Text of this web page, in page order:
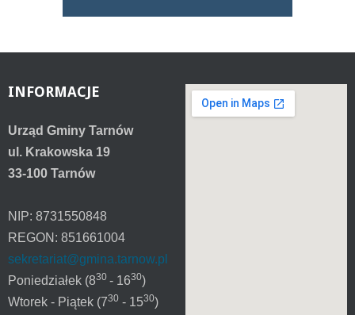
INFORMACJE
Urząd Gminy Tarnów
ul. Krakowska 19
33-100 Tarnów
NIP: 8731550848
REGON: 851661004
sekretariat@gmina.tarnow.pl
Poniedziałek (830 - 1630)
Wtorek - Piątek (730 - 1530)